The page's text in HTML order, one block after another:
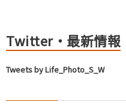
Twitter・最新情報
Tweets by Life_Photo_S_W